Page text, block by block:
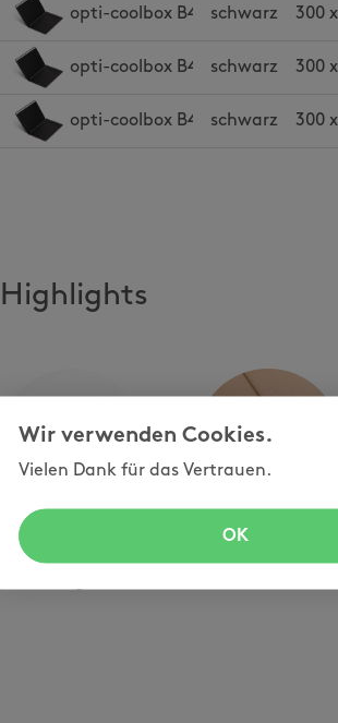
opti-coolbox B4s slimschwarz 300
opti-coolbox B4s light
schwarz 300
opti-coolbox B4s schwarz 300
Highlights
Schichtung
In drei Höhen
Klein bis Gross
Wir verwenden Cookies.
Vielen Dank für das Vertrauen.
OK